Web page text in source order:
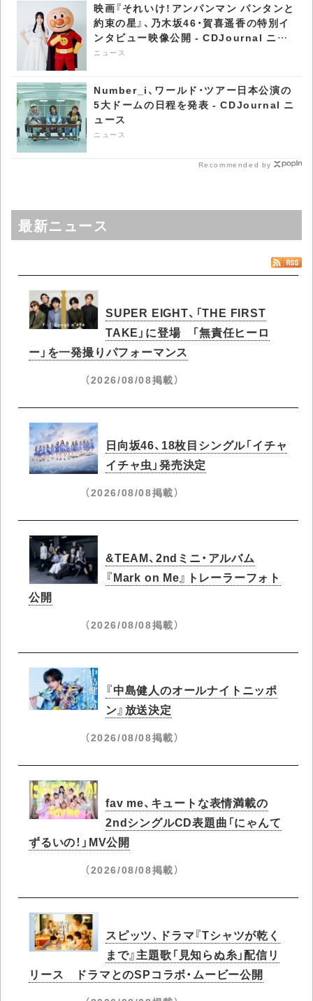
映画『それいけ！アンパンマン パンタンと
約束の星』、乃木坂46・賀喜遥香の特別イ
ンタビュー映像公開 - CDJournal ニュ
ース
ニュース
Number_i、ワールド・ツアー日本公演の
5大ドームの日程を発表 - CDJournal ニ
ュース
ニュース
Recommended by
最新ニュース
SUPER EIGHT、「THE FIRST
TAKE」に登場 「無責任ヒーロ
ー」を一発撮りパフォーマンス
（2026/08/08掲載）
日向坂46、18枚目シングル「イチャ
イチャ虫」発売決定
（2026/08/08掲載）
&TEAM、2ndミニ・アルバム
『Mark on Me』トレーラーフォト
公開
（2026/08/08掲載）
『中島健人のオールナイトニッポ
ン』放送決定
（2026/08/08掲載）
fav me、キュートな表情満載の
2ndシングルCD表題曲「にゃんて
ずるいの！」MV公開
（2026/08/08掲載）
スピッツ、ドラマ『Tシャツが乾く
まで』主題歌「見知らぬ糸」配信リ
リース ドラマとのSPコラボ・ムービー公開